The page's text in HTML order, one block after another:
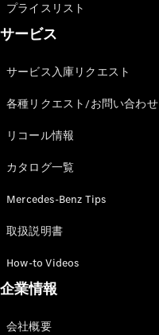
プライスリスト
サービス
サービス入庫リクエスト
各種リクエスト/お問い合わせ
リコール情報
カタログ一覧
Mercedes-Benz Tips
取扱説明書
How-to Videos
企業情報
会社概要